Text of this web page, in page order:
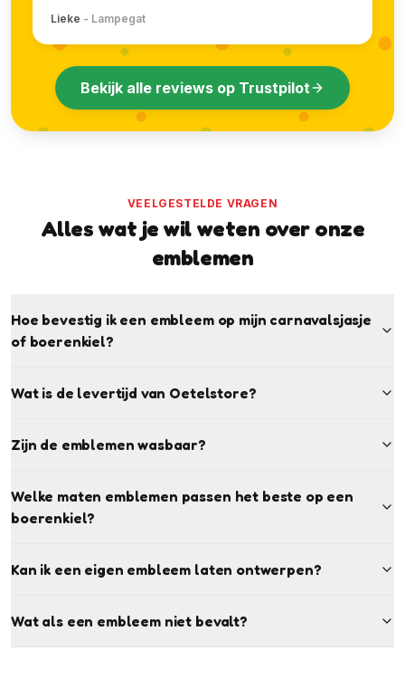
Lieke - Lampegat
Bekijk alle reviews op Trustpilot
VEELGESTELDE VRAGEN
Alles wat je wil weten over onze
emblemen
Hoe bevestig ik een embleem op mijn carnavalsjasje
of boerenkiel?
Wat is de levertijd van Oetelstore?
Zijn de emblemen wasbaar?
Welke maten emblemen passen het beste op een
boerenkiel?
Kan ik een eigen embleem laten ontwerpen?
Wat als een embleem niet bevalt?